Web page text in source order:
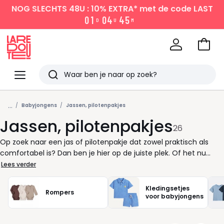
NOG SLECHTS 48U : 10% EXTRA* met de code LAST
01 D 04 U 45 M
Menu
Redoute
Zoeken
Laatst
bekeken
Naar
... Babyjongens Jassen, pilotenpakjes
Jassen, pilotenpakjes26
Op zoek naar een jas of pilotenpakje dat zowel praktisch als
comfortabel is? Dan ben je hier op de juiste plek. Of het nu
gaat om een wandeling in het park of een bezoekje aan familie:
jouw baby verdient het allerbeste, in alle omstandigheden. Een
goed gekozen pilotenpak of jas biedt meer dan alleen
bescherming. Het vergemakkelijkt je routine, houdt kleintjes
lekker warm én zorgt voor een vlotte aankleedmoment. Onze
Lees verder
Rompers
Kledingsetjes
voor babyjongens